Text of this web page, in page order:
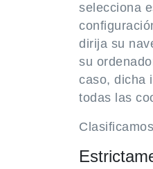
selecciona
dirija su
su
caso, dicha
todas las